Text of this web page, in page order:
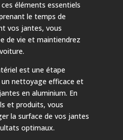
éléments essentiels
le temps de
vos jantes, vous
de vie et maintiendrez
est une étape
nettoyage efficace et
en aluminium. En
et produits, vous
la surface de vos jantes
optimaux.